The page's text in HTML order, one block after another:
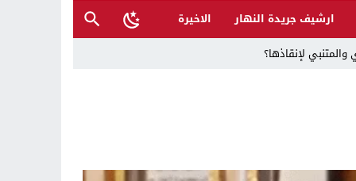
ارشيف جريدة النهار
الاخيرة
لإنقاذها؟